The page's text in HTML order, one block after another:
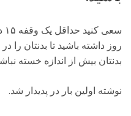
روز داشته باشید تا بدنتان را
بدنتان بیش از اندازه خسته
نوشته اولین بار در پدیدار شد.